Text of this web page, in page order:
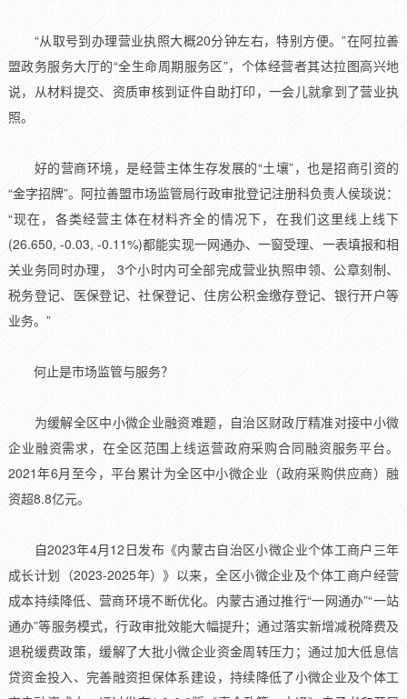
“从取号到办理营业执照大概20分钟左右，特别方便。”在阿拉善
盟政务服务大厅的“全生命周期服务区”，个体经营者其达拉图高兴地
说，从材料提交、资质审核到证件自助打印，一会儿就拿到了营业执
照。
好的营商环境，是经营主体生存发展的“土壤”，也是招商引资的
“金字招牌”。阿拉善盟市场监管局行政审批登记注册科负责人侯琰说：
“现在，各类经营主体在材料齐全的情况下，在我们这里线上线下
(26.650, -0.03, -0.11%)都能实现一网通办、一窗受理、一表填报和相
关业务同时办理， 3个小时内可全部完成营业执照申领、公章刻制、
税务登记、医保登记、社保登记、住房公积金缴存登记、银行开户等
业务。”
何止是市场监管与服务？
为缓解全区中小微企业融资难题，自治区财政厅精准对接中小微
企业融资需求，在全区范围上线运营政府采购合同融资服务平台。
2021年6月至今，平台累计为全区中小微企业（政府采购供应商）融
资超8.8亿元。
自2023年4月12日发布《内蒙古自治区小微企业个体工商户三年
成长计划（2023-2025年）》以来，全区小微企业及个体工商户经营
成本持续降低、营商环境不断优化。内蒙古通过推行“一网通办”“一站
通办”等服务模式，行政审批效能大幅提升；通过落实新增减税降费及
退税缓费政策，缓解了大批小微企业资金周转压力；通过加大低息信
贷资金投入、完善融资担保体系建设，持续降低了小微企业及个体工